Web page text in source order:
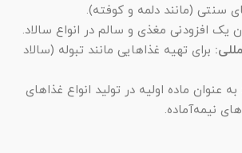
سنتی (مانند دلمه و کوفته).
یک افزودنی مغذی و سالم در انواع سالاد.
برای تهیه غذاهایی مانند تبوله (سالاد
به عنوان ماده اولیه در تولید انواع غذاهای
نیمه‌آماده.